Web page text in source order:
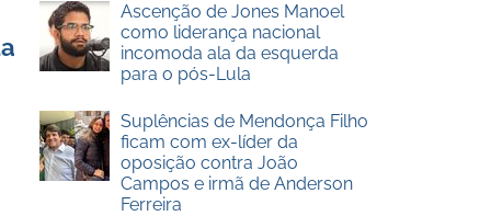
Ascenção de Jones Manoel
como liderança nacional
incomoda ala da esquerda
para o pós-Lula
Suplências de Mendonça Filho
ficam com ex-líder da
oposição contra João
Campos e irmã de Anderson
Ferreira